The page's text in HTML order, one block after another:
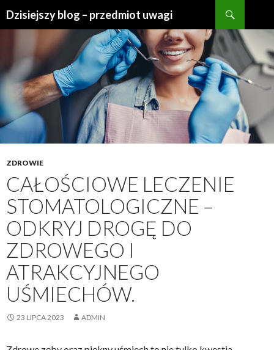
Dzisiejszy blog – przedmiot uwagi
TREŚCI
ZDROWIE
CAŁOŚCIOWE LECZENIE
STOMATOLOGICZNE –
ODKRYJ DROGĘ DO
ZDROWEGO I
ATRAKCYJNEGO
UŚMIECHÓW.
23 LIPCA 2023 ADMIN